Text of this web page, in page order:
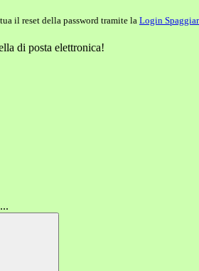
il reset della password tramite la Login
di posta elettronica!